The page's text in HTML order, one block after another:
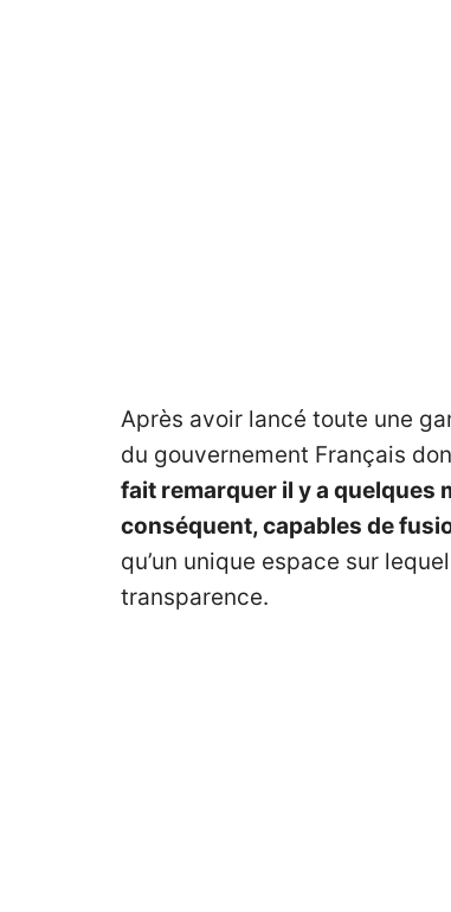
Après avoir lancé toute une
du gouvernement Français
fait remarquer il y a quelques
conséquent, capables de
qu’un unique espace sur
transparence.